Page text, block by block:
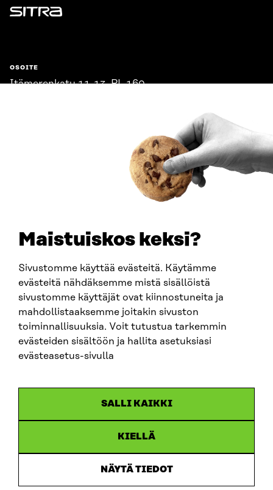
Maistuiskos keksi?
Sivustomme käyttää evästeitä. Käytämme
evästeitä nähdäksemme mistä sisällöistä
sivustomme käyttäjät ovat kiinnostuneita ja
mahdollistaaksemme joitakin sivuston
toiminnallisuuksia. Voit tutustua tarkemmin
evästeiden sisältöön ja hallita asetuksiasi
evästeasetus-sivulla
SALLI KAIKKI
KIELLÄ
NÄYTÄ TIEDOT
Sitra
OSOITE
Itämerenkatu 11-13, PL 160,
SITRA SOSIAALISESSA MEDIASSA
LinkedIn
Instagram
YouTube
Saavutettavuusseloste